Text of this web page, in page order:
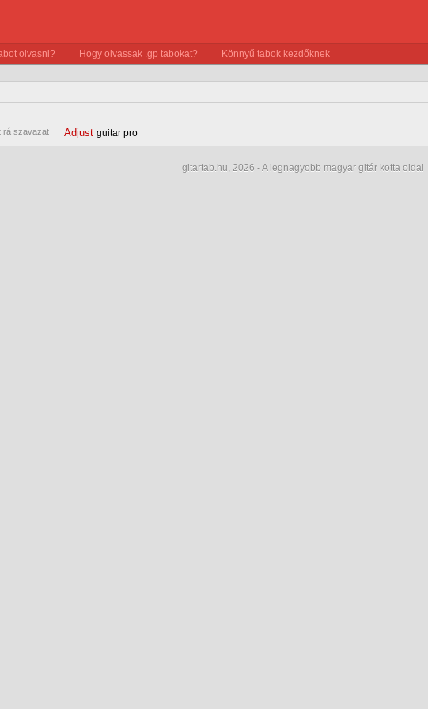
olvasni? Hogy olvassak .gp tabokat? Könnyű tabok kezdőknek
rá szavazat Adjust guitar pro
gitartab.hu, 2026 - A legnagyobb magyar gitár kotta oldal